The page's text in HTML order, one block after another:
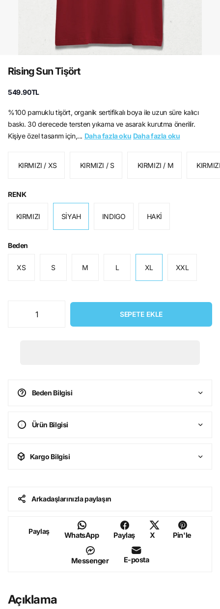
Rising Sun Tişört
549.90TL
%100 pamuklu tişört, organik sertifikalı boya ile uzun süre kalıcı
baskı. 30 derecede tersten yıkama ve asarak kurutma önerilir.
Kişiye özel tasarım için,... Daha fazla oku Daha fazla oku
KIRMIZI / XS KIRMIZI / S KIRMIZI / M
RENK
KIRMIZI SİYAH INDIGO HAKİ
Beden
XS S M L XL XXL
SEPETE EKLE
Beden Bilgisi
Ürün Bilgisi
Kargo Bilgisi
Arkadaşlarınızla paylaşın
Paylaş WhatsApp Paylaş X Pin'le
Messenger E-posta
Açıklama